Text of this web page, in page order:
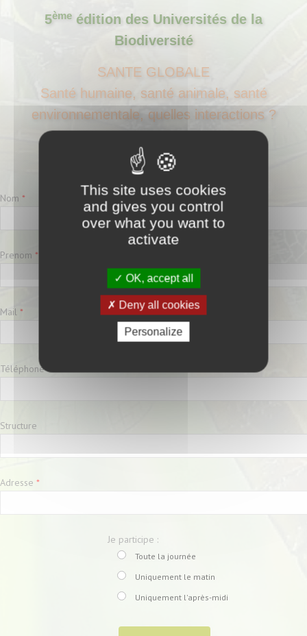
5ème édition des Universités de la
Biodiversité
SANTE GLOBALE
Santé humaine, santé animale, santé
environnementale, quelles interactions ?
Vendredi 22 septembre 2023
au Palais des congrès de Rochefort
Nom *
Prenom *
Mail *
Téléphone *
Structure
Adresse *
Je participe :
Toute la journée
Uniquement le matin
Uniquement l'après-midi
This site uses cookies
and gives you control
over what you want to
activate
OK, accept all
Deny all cookies
Personalize